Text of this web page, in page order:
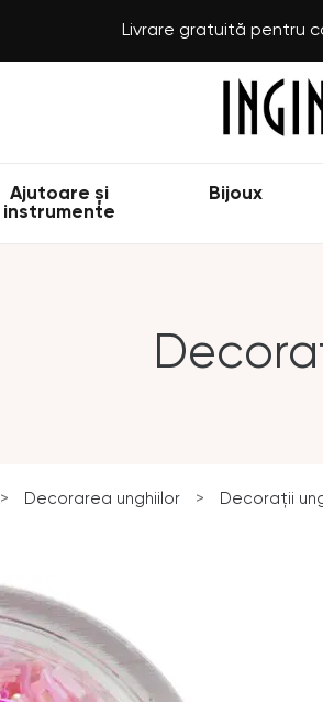
Livrare gratuită pentru
Ajutoare și
instrumente
Bijoux
> Decorarea unghiilor > Decorații